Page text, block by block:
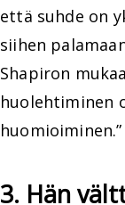
että suhde on
siihen
Shapiron
huolehtiminen
huomioiminen.”
3. Hän